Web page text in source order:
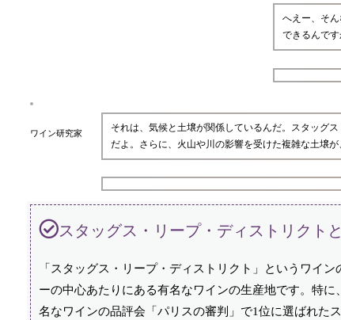
へえー、そ
できるんです
ワイン研究家
それは、気候と土壌が関係しているんだ。スタッグ
だよ。さらに、火山や川の影響を受けた複雑な土壌
スタッグス・リープ・ディストリクトと
「スタッグス・リープ・ディストリクト」というワイ
ーの中心あたりにある有名なワインの生産地です。特
名なワインの品評会「パリスの審判」で1位に選ばれた